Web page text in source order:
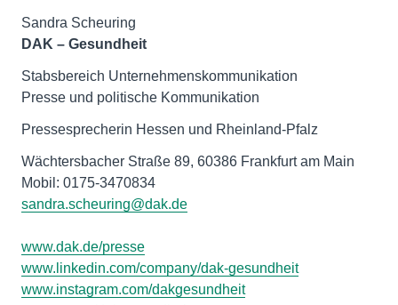
DAK – Gesundheit
Stabsbereich Unternehmenskommunikation
Presse und politische Kommunikation
Pressesprecherin Hessen und Rheinland-Pfalz
Wächtersbacher Straße 89, 60386 Frankfurt am Main
sandra.scheuring@dak.de
www.dak.de/presse
www.linkedin.com/company/dak-gesundheit
www.instagram.com/dakgesundheit